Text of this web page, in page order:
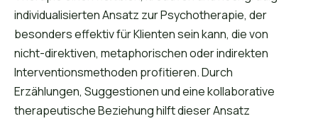
individualisierten Ansatz zur Psychotherapie, der
besonders effektiv für Klienten sein kann, die von
nicht-direktiven, metaphorischen oder indirekten
Interventionsmethoden profitieren. Durch
Erzählungen, Suggestionen und eine kollaborative
therapeutische Beziehung hilft dieser Ansatz